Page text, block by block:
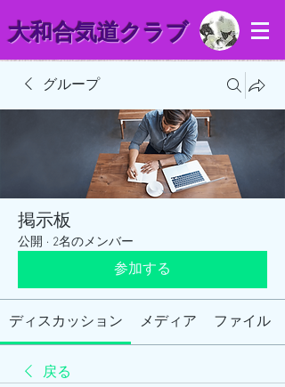
​大和合気道クラブ
グループ
掲示板
公開 · 2名のメンバー
参加する
ディスカッション メディア ファイル
戻る